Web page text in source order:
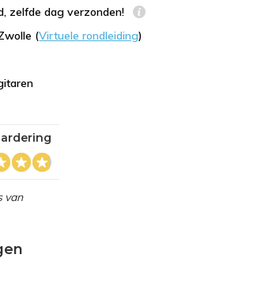
zelfde dag verzonden!
(Virtuele rondleiding)
van